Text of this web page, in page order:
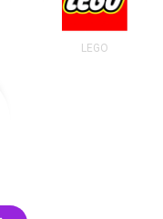
LEGO